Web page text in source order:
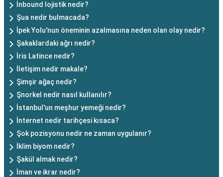
İnbound lojistik nedir?
Şua nedir bulmacada?
İpek Yolu'nun öneminin azalmasına neden olan olay nedir?
Şakaklardaki ağrı nedir?
İris Latince nedir?
İletişim nedir makale?
Şimşir ağaç nedir?
Şnorkel nedir nasıl kullanılır?
İstanbul'un meşhur yemeği nedir?
İnternet nedir tarihçesi kısaca?
Şok pozisyonu nedir ne zaman uygulanır?
İklim biyom nedir?
Şakül almak nedir?
İman ve ikrar nedir?